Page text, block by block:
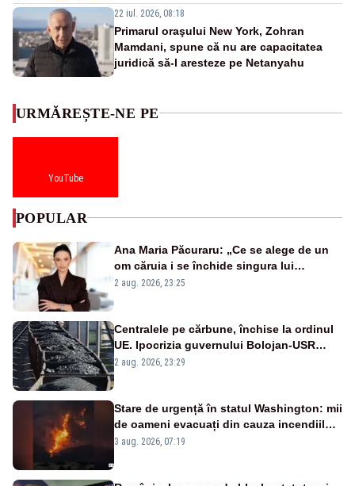
22 iul. 2026, 08:18
Primarul oraşului New York, Zohran
Mamdani, spune că nu are capacitatea
juridică să-l aresteze pe Netanyahu
URMĂREȘTE-NE PE
YouTube
POPULAR
Ana Maria Păcuraru: „Ce se alege de un
om căruia i se închide singura lui
portiță?”
2 aug. 2026, 23:25
Centralele pe cărbune, închise la ordinul
UE. Ipocrizia guvernului Bolojan-USR
după starea de alertă
2 aug. 2026, 23:29
Stare de urgență în statul Washington: mii
de oameni evacuați din cauza incendiilor
puternice de vegetație
3 aug. 2026, 07:19